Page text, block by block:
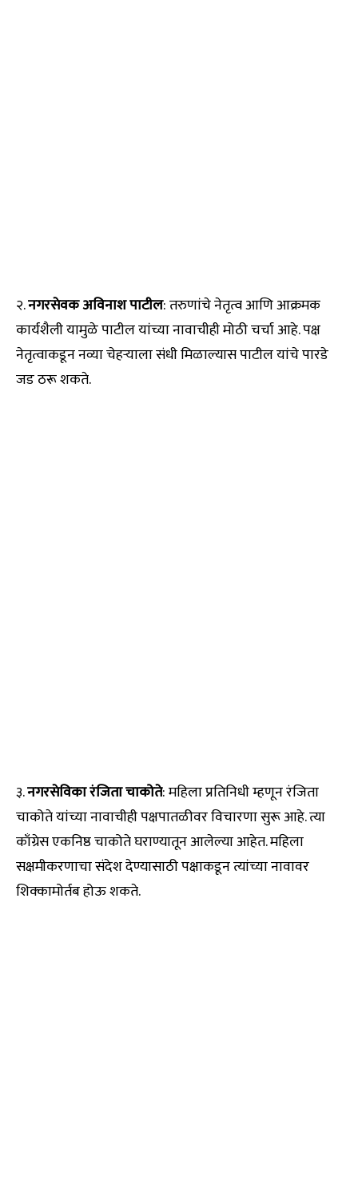
२.नगरसेवक अविनाश पाटील: तरुणांचे नेतृत्व आणि आक्रमक
कार्यशैली यामुळे पाटील यांच्या नावाचीही मोठी चर्चा आहे. पक्ष
नेतृत्वाकडून नव्या चेहऱ्याला संधी मिळाल्यास पाटील यांचे पारडे
जड ठरू शकते.
३.नगरसेविका रंजिता चाकोते: महिला प्रतिनिधी म्हणून रंजिता
चाकोते यांच्या नावाचीही पक्षपातळीवर विचारणा सुरू आहे. त्या
काँग्रेस एकनिष्ठ चाकोते घराण्यातून आलेल्या आहेत. महिला
सक्षमीकरणाचा संदेश देण्यासाठी पक्षाकडून त्यांच्या नावावर
शिक्कामोर्तब होऊ शकते.